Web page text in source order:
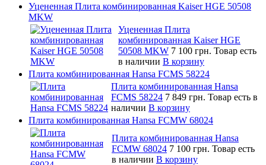
Уцененная Плита комбинированная Kaiser HGE 50508
MKW
Уцененная Плита
комбинированная Kaiser HGE
50508 MKW 7 100 грн. Товар есть
в наличии В корзину
Плита комбинированная Hansa FCMS 58224
Плита комбинированная Hansa
FCMS 58224 7 849 грн. Товар есть в
наличии В корзину
Плита комбинированная Hansa FCMW 68024
Плита комбинированная Hansa
FCMW 68024 7 100 грн. Товар есть
в наличии В корзину